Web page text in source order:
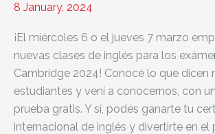
8 January, 2024
¡El miércoles 6 o el jueves 7 marzo
nuevas clases de inglés para los
Cambridge 2024! Conocé lo que dicen
estudiantes y vení a conocernos, con
prueba gratis. Y sí, podés ganarte tu
internacional de inglés y divertirte en el